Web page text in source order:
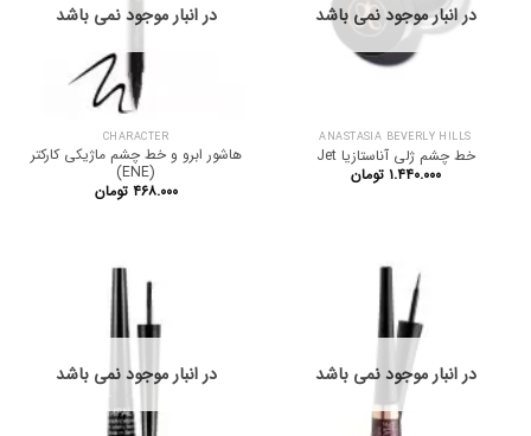
در انبار موجود نمی باشد
ANASTASIA BEVERLY HILLS
خط چشم ژلی آناستازیا Jet
۱.۴۴۰.۰۰۰ تومان
در انبار موجود نمی باشد
CHARACTER
هاشور ابرو و خط چشم ماژیکی کارکتر
(ENE)
۴۶۸.۰۰۰ تومان
در انبار موجود نمی باشد در انبار موجود نمی باشد